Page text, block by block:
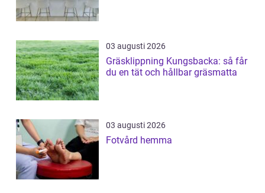
03 augusti 2026
Gräsklippning Kungsbacka: så får
du en tät och hållbar gräsmatta
03 augusti 2026
Fotvård hemma